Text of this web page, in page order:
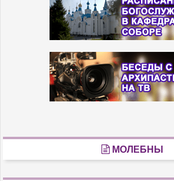
МОЛЕБНЫ